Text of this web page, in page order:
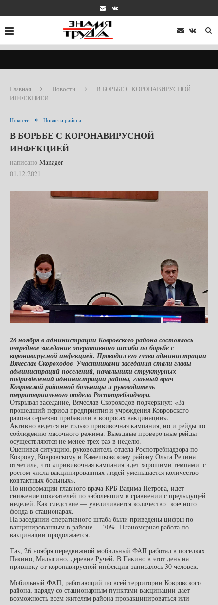
Главная Новости
В БОРЬБЕ С КОРОНАВИРУСНОЙ
ИНФЕКЦИЕЙ
Новости Новости района
В БОРЬБЕ С КОРОНАВИРУСНОЙ
ИНФЕКЦИЕЙ
написано Manager
01.12.2021
26 ноября в администрации Ковровского района состоялось
очередное заседание оперативного штаба по борьбе с
коронавирусной инфекцией. Проводил его глава администрации
Вячеслав Скороходов. Участниками заседания стали главы
администраций поселений, начальники структурных
подразделений администрации района, главный врач
Ковровской районной больницы и руководитель
территориального отдела Роспотребнадзора.
Открывая заседание, Вячеслав Скороходов подчеркнул: «За
прошедший период предприятия и учреждения Ковровского
района серьезно прибавили в вопросах вакцинации».
Активно ведется не только прививочная кампания, но и рейды по
соблюдению масочного режима. Выездные проверочные рейды
осуществляются не менее трех раз в неделю.
Оценивая ситуацию, руководитель отдела Роспотребнадзора по
Коврову, Ковровскому и Камешковскому району Ольга Репина
отметила, что «прививочная кампания идет хорошими темпами: с
ростом числа вакцинированных людей уменьшается количество
контактных больных».
По информации главного врача КРБ Вадима Петрова, идет
снижение показателей по заболевшим в сравнении с предыдущей
неделей. Как следствие — увеличивается количество коечного
фонда в стационарах.
На заседании оперативного штаба были приведены цифры по
вакцинированным в районе — 70%. Планомерная работа по
вакцинации продолжается.
Так, 26 ноября передвижной мобильный ФАП работал в поселках
Пакино, Малыгино, деревне Ручей. В Пакино в этот день на
прививку от коронавирусной инфекции записалось 30 человек.
Мобильный ФАП, работающий по всей территории Ковровского
района, наряду со стационарным пунктами вакцинации дает
возможность всем жителям района провакцинироваться или